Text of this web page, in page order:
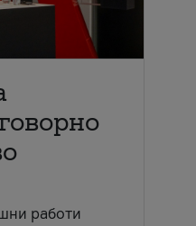
работи